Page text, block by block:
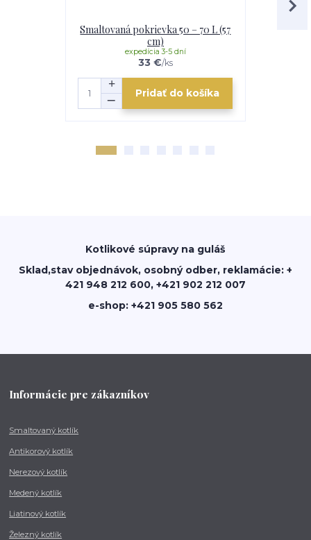
Smaltovaná pokrievka 50 – 70 L (57
cm)
33 €/ks
expedícia 3-5 dní
Pridať do košíka
Kotlikové súpravy na guláš
Sklad,stav objednávok, osobný odber, reklamácie: +
421 948 212 600, +421 902 212 007
e-shop: +421 905 580 562
Informácie pre zákazníkov
Smaltovaný kotlík
Antikorový kotlík
Nerezový kotlík
Medený kotlík
Liatinový kotlík
Železný kotlík